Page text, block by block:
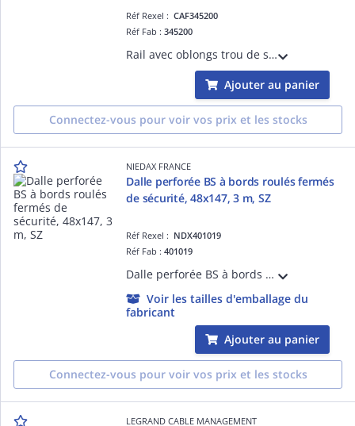
Réf Rexel :CAF345200
Réf Fab :345200
Rail avec oblongs trou de serrure R41S pour chemins de câbles fils Cablofil - pour fixation plafond de charges lourdes en balancelle ou pendard - épaisseur 2,5mm et longueur 3m - finition GS
Ajouter au panier
Connectez-vous pour voir vos prix et les stocks
NIEDAX FRANCE
Dalle perforée BS à bords roulés fermés
de sécurité, 48x147, 3 m, SZ
Réf Rexel : NDX401019
Réf Fab :401019
Dalle perforée BS à bords roulés fermés de sécurité, hauteur 48 mm, largeur 147 mm, perforations oblongs 7x25 mm, longueur 3 m, finition SZ.
Voir les tailles d'emballage du
fabricant
Ajouter au panier
Connectez-vous pour voir vos prix et les stocks
LEGRAND CABLE MANAGEMENT